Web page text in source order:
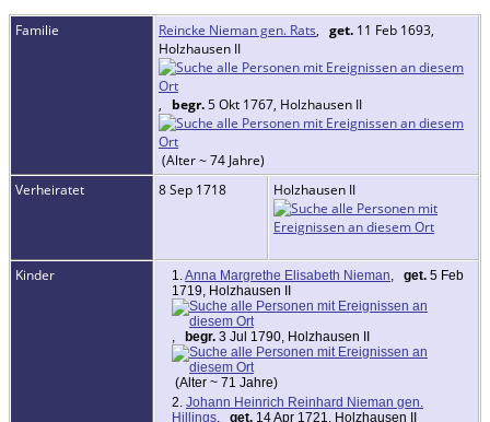
Familie Reincke Nieman gen. Rats, get. 11 Feb 1693,
Holzhausen II
, begr.5 Okt 1767, Holzhausen II
(Alter ~ 74 Jahre)
Verheiratet
8 Sep 1718 Holzhausen II
Kinder 1. Anna Margrethe Elisabeth Nieman get. 5 Feb
1719, Holzhausen II
begr. 3 Jul 1790, Holzhausen II
(Alter ~ 71 Jahre)
2. Johann Heinrich Reinhard Nieman gen.
Hillings
get. 14 Apr 1721, Holzhausen II